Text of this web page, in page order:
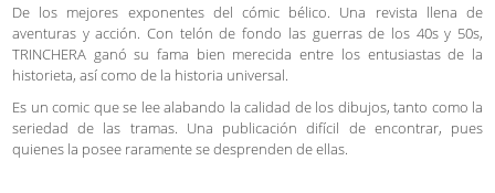
De los mejores exponentes del cómic bélico. Una revista llena de
aventuras y acción. Con telón de fondo las guerras de los 40s y 50s,
TRINCHERA ganó su fama bien merecida entre los entusiastas de la
historieta, así como de la historia universal.
Es un comic que se lee alabando la calidad de los dibujos, tanto como la
seriedad de las tramas. Una publicación difícil de encontrar, pues
quienes la posee raramente se desprenden de ellas.